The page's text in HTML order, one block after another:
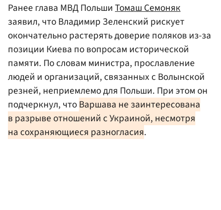
Ранее глава МВД ПольшиТомаш Семоняк
заявил, что Владимир Зеленский рискует
окончательно растерять доверие поляков из-за
позиции Киева по вопросам исторической
памяти. По словам министра, прославление
людей и организаций, связанных с Волынской
резней, неприемлемо для Польши. При этом он
подчеркнул, чтоВаршава не заинтересована
в разрыве отношений с Украиной, несмотря
на сохраняющиеся разногласия.